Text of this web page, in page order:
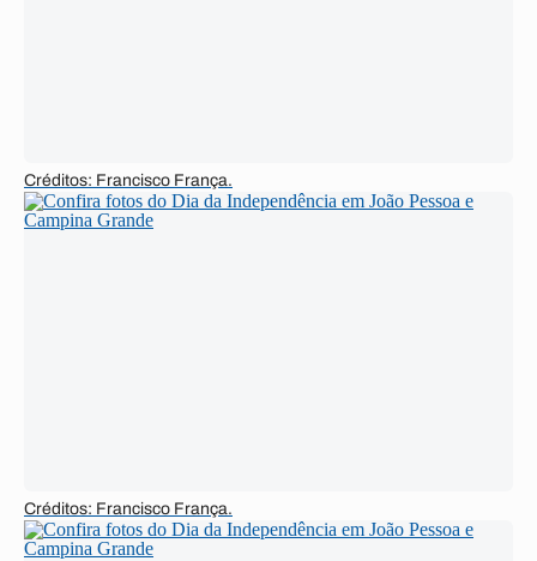
Créditos: Francisco França.
Créditos: Francisco França.